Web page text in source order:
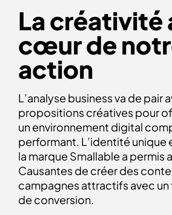
La créativité
cœur de
action
L’analyse business va de pair
propositions créatives pour
un environnement digital
performant. L’identité unique
la marque Smallable a permis
Causantes de créer des
campagnes attractifs avec
de conversion.